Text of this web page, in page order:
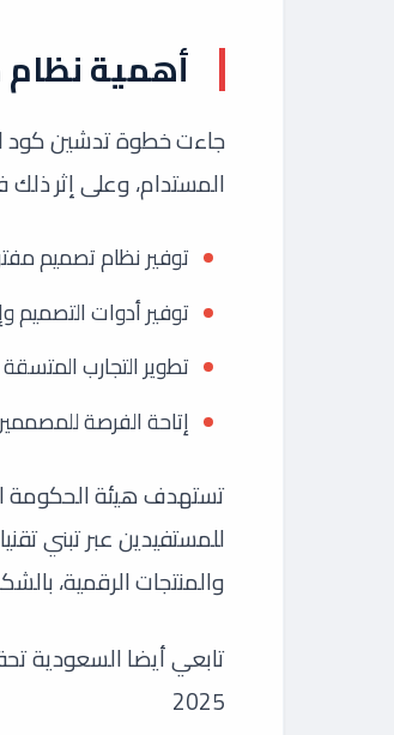
أهمية
جاءت خطوة تدشين كود
المستدام، وعلى إثر
توفير نظام تصميم
توفير أدوات التصميم
تطوير التجارب
إتاحة الفرصة
تستهدف هيئة الحكومة
للمستفيدين عبر تبني
والمنتجات الرقمية،
تابعي أيضا السعودية
2025